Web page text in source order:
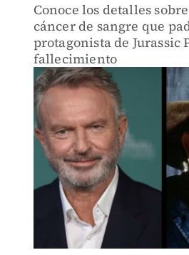
Conoce los detalles
cáncer de sangre que
protagonista de Jurassic
fallecimiento